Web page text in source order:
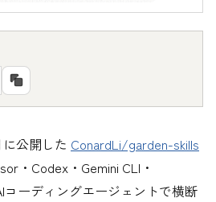
公開した ConardLi/garden-skills
・Codex・Gemini CLI・
コーディングエージェントで横断